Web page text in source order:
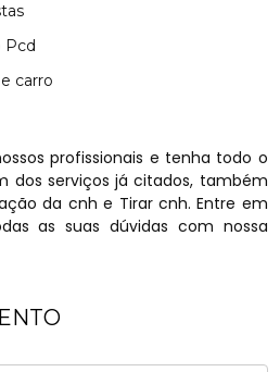
Pcd
carro
profissionais e tenha todo o
dos serviços já citados, também
da cnh e Tirar cnh. Entre em
as suas dúvidas com nossa